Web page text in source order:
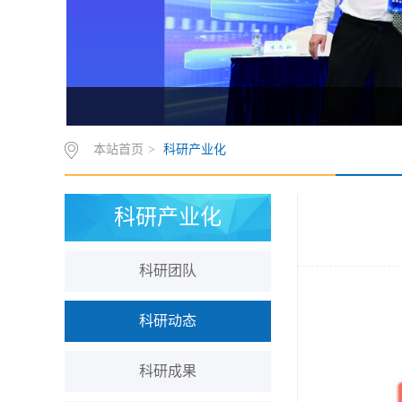
本站首页 > 科研产业化
科研产业化
科研团队
科研动态
科研成果